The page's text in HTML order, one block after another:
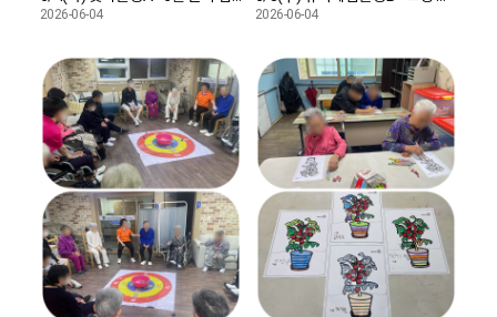
2026-06-04 2026-06-04